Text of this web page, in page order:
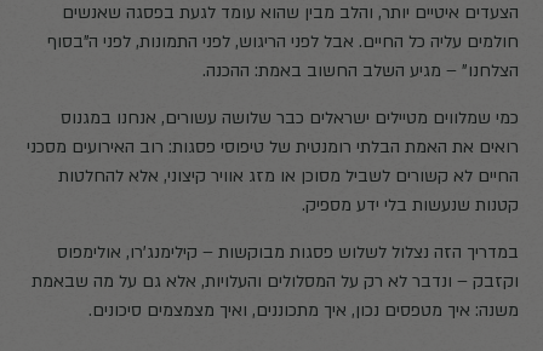
הצעדים איטיים יותר, והלב מבין שהוא עומד לגעת בפסגה שאנשים
חולמים עליה כל החיים. אבל לפני הריגוש, לפני התמונות, לפני ה"בסוף
הצלחנו" – מגיע השלב החשוב באמת: ההכנה.
כמי שמלווים מטיילים ישראלים כבר שלושה עשורים, אנחנו במגנוס
רואים את האמת הבלתי רומנטית של טיפוסי פסגות: רוב האירועים מסכני
החיים לא קשורים לשביל מסוכן או מזג אוויר קיצוני, אלא להחלטות
קטנות שנעשות בלי ידע מספיק.
במדריך הזה נצלול לשלוש פסגות מבוקשות – קילימנג'רו, אולימפוס
וקזבק – ונדבר לא רק על המסלולים והעלויות, אלא גם על מה שבאמת
משנה: איך מטפסים נכון, איך מתכוננים, ואיך מצמצמים סיכונים.